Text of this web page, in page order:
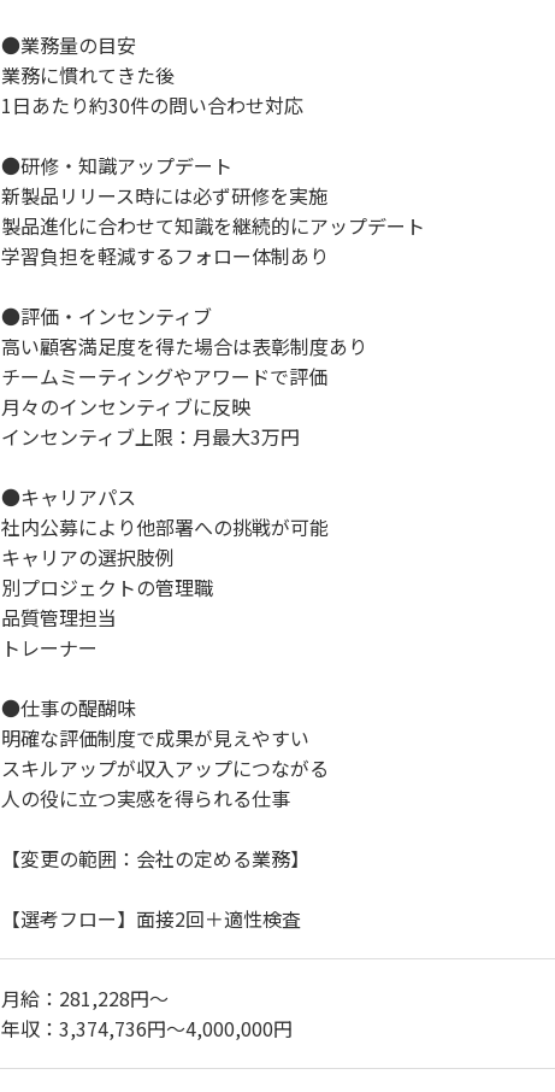
●業務量の目安
業務に慣れてきた後
1日あたり約30件の問い合わせ対応
●研修・知識アップデート
新製品リリース時には必ず研修を実施
製品進化に合わせて知識を継続的にアップデート
学習負担を軽減するフォロー体制あり
●評価・インセンティブ
高い顧客満足度を得た場合は表彰制度あり
チームミーティングやアワードで評価
月々のインセンティブに反映
インセンティブ上限：月最大3万円
●キャリアパス
社内公募により他部署への挑戦が可能
キャリアの選択肢例
別プロジェクトの管理職
品質管理担当
トレーナー
●仕事の醍醐味
明確な評価制度で成果が見えやすい
スキルアップが収入アップにつながる
人の役に立つ実感を得られる仕事
【変更の範囲：会社の定める業務】
【選考フロー】面接2回＋適性検査
月給：281,228円～
年収：3,374,736円～4,000,000円